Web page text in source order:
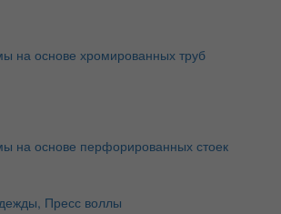
на основе хромированных труб
на основе перфорированных стоек
Пресс воллы